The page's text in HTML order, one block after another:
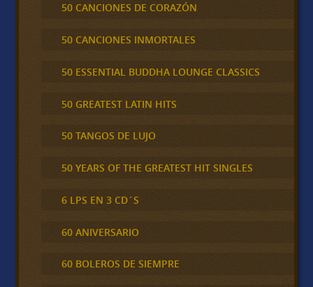
50 CANCIONES DE CORAZÓN
50 CANCIONES INMORTALES
50 ESSENTIAL BUDDHA LOUNGE CLASSICS
50 GREATEST LATIN HITS
50 TANGOS DE LUJO
50 YEARS OF THE GREATEST HIT SINGLES
6 LPS EN 3 CD´S
60 ANIVERSARIO
60 BOLEROS DE SIEMPRE